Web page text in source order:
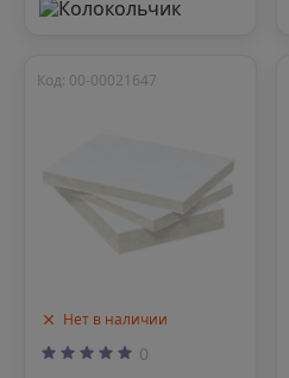
Нет в наличии
Код: 00-00021647
0